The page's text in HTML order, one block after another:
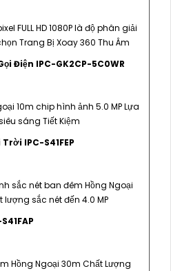
FULL HD 1080P là độ phân giải
Trang Bị Xoay 360 Thu Âm
Điện IPC-GK2CP-5C0WR
10m chip hình ảnh 5.0 MP Lựa
sáng Tiết Kiệm
IPC-S41FEP
sắc nét ban đêm Hồng Ngoại
sắc nét đến 4.0 MP
Hồng Ngoại 30m Chất Lượng